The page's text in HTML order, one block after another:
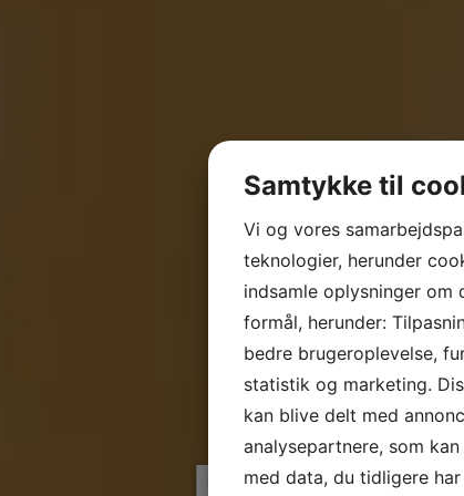
Samtykke til
Vi og vores
teknologier, herunder
indsamle oplysninger
formål, herunder:
bedre brugeroplevelse,
statistik og marketing.
kan blive delt med
analysepartnere, som
med data, du tidligere